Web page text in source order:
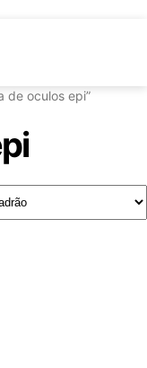
de oculos epi”